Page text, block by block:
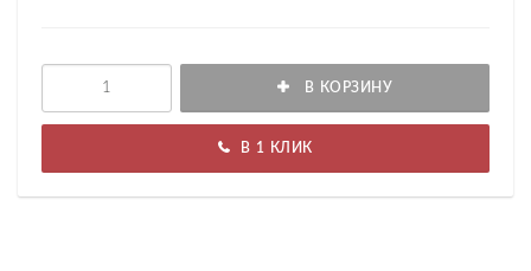
В КОРЗИНУ
В 1 КЛИК